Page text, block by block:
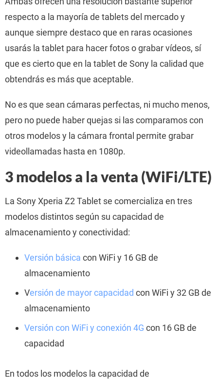
respecto a la mayoría de tablets del mercado y
aunque siempre destaco que en raras ocasiones
usarás la tablet para hacer fotos o grabar vídeos, sí
que es cierto que en la tablet de Sony la calidad que
obtendrás es más que aceptable.
No es que sean cámaras perfectas, ni mucho menos,
pero no puede haber quejas si las comparamos con
otros modelos y la cámara frontal permite grabar
videollamadas hasta en 1080p.
3 modelos a la venta (WiFi/LTE)
La Sony Xperia Z2 Tablet se comercializa en tres
modelos distintos según su capacidad de
almacenamiento y conectividad:
Versión básica con WiFi y 16 GB de
almacenamiento
Versión de mayor capacidad con WiFi y 32 GB de
almacenamiento
Versión con WiFi y conexión 4G con 16 GB de
capacidad
En todos los modelos la capacidad de